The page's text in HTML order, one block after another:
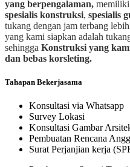
yang berpengalaman, memiliki
spesialis konstruksi, spesialis
tukang dengan jam terbang
yang kami siapkan adalah
sehingga Konstruksi yang
dan bebas korsleting.
Tahapan Bekerjasama
Konsultasi via Whatsapp
Survey Lokasi
Konsultasi Gambar
Pembuatan Rencana
Surat Perjanjian kerja